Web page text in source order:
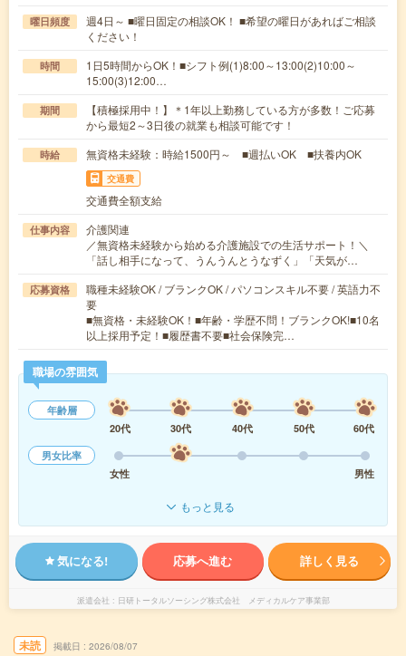
曜日頻度
週4日～ ■曜日固定の相談OK！ ■希望の曜日があればご相談
ください！
時間
1日5時間からOK！■シフト例(1)8:00～13:00(2)10:00～
15:00(3)12:00…
期間
【積極採用中！】＊1年以上勤務している方が多数！ご応募
から最短2～3日後の就業も相談可能です！
時給 無資格未経験：時給1500円～ ■週払いOK ■扶養内OK
交通費
交通費全額支給
仕事内容
介護関連
／無資格未経験から始める介護施設での生活サポート！＼
「話し相手になって、うんうんとうなずく」「天気が…
応募資格
職種未経験OK / ブランクOK / パソコンスキル不要 / 英語力不
要
■無資格・未経験OK！■年齢・学歴不問！ブランクOK!■10名
以上採用予定！■履歴書不要■社会保険完…
職場の雰囲気
年齢層
20代
30代 40代 50代
60代
男女比率
女性
男性
もっと見る
気になる! 応募へ進む 詳しく見る
派遣会社 日研トータルソーシング株式会社 メディカルケア事業部
未読 掲載日 2026/08/07